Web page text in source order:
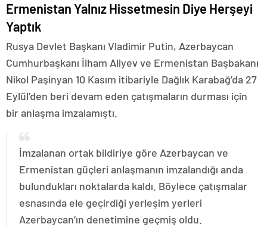
Ermenistan Yalnız Hissetmesin Diye Herşeyi
Yaptık
Rusya Devlet Başkanı Vladimir Putin, Azerbaycan
Cumhurbaşkanı İlham Aliyev ve Ermenistan Başbakanı
Nikol Paşinyan 10 Kasım itibariyle Dağlık Karabağ’da 27
Eylül’den beri devam eden çatışmaların durması için
bir anlaşma imzalamıştı.
İmzalanan ortak bildiriye göre Azerbaycan ve
Ermenistan güçleri anlaşmanın imzalandığı anda
bulundukları noktalarda kaldı. Böylece çatışmalar
esnasında ele geçirdiği yerleşim yerleri
Azerbaycan’ın denetimine geçmiş oldu.